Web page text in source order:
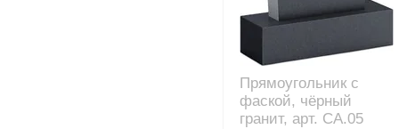
Прямоугольник с
фаской, чёрный
гранит, арт. CA.05